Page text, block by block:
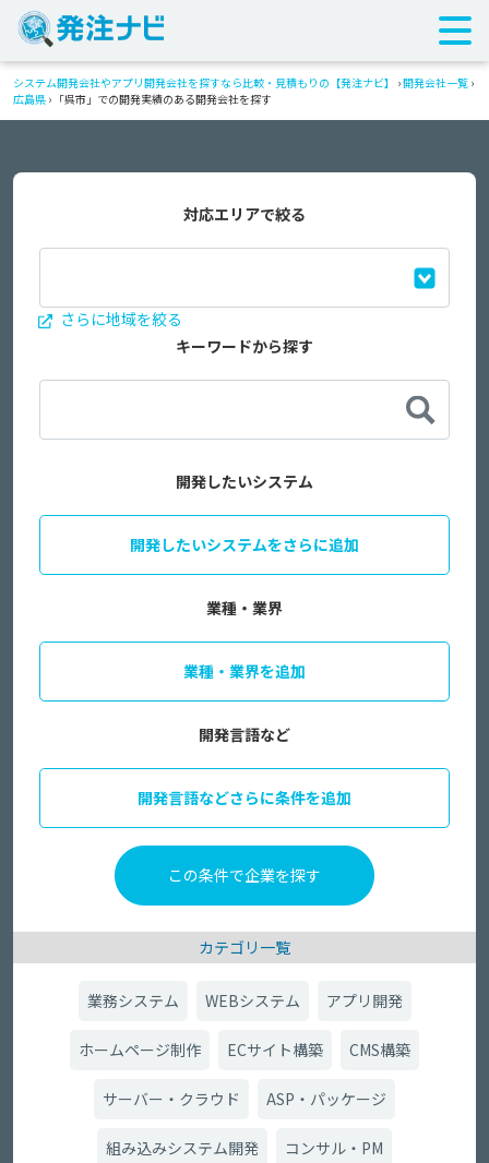
システム開発会社やアプリ開発会社を探すなら比較・見積もりの【発注ナビ】 ›開発会社一覧 ›
広島県 › 「呉市」での開発実績のある開発会社を探す
対応エリアで絞る
さらに地域を絞る
キーワードから探す
開発したいシステム
開発したいシステムをさらに追加
業種・業界
業種・業界を追加
開発言語など
開発言語などさらに条件を追加
カテゴリ一覧
業務システム WEBシステム アプリ開発
ホームページ制作 ECサイト構築 CMS構築
サーバー・クラウド ASP・パッケージ
組み込みシステム開発 コンサル・PM